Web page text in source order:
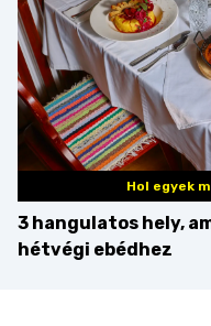
Hol egyek
3 hangulatos hely,
hétvégi ebédhez